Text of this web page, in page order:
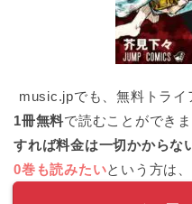
music.jpでも、無料トライ
1冊無料で読むことができ
すれば料金は一切かからな
0巻も読みたいという方は